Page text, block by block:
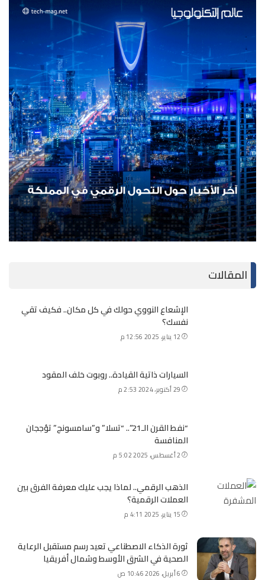
المقالات
الإشعاع النووي حولك في كل مكان.. فكيف تقي
نفسك؟
12 يناير، 2025 12:56 م
السيارات ذاتية القيادة.. روبوت خلف المقود
29 أكتوبر، 2024 2:53 م
“نفط القرن الـ21”.. “تسلا” و”سامسونج” تؤججان
المنافسة
2 أغسطس، 2025 5:02 م
الذهب الرقمي.. لماذا يجب عليك معرفة الفرق بين
العملات الرقمية؟
15 يناير، 2025 4:11 م
ثورة الذكاء الاصطناعي تعيد رسم مستقبل الرعاية
الصحية في الشرق الأوسط وشمال أفريقيا
6 أبريل، 2026 10:46 ص